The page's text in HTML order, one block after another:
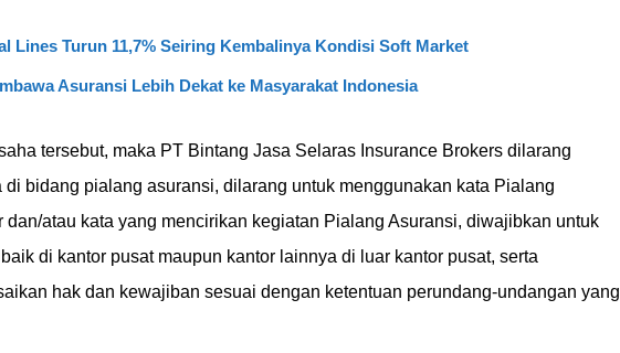
Lines Turun 11,7% Seiring Kembalinya Kondisi Soft Market
Asuransi Lebih Dekat ke Masyarakat Indonesia
tersebut, maka PT Bintang Jasa Selaras Insurance Brokers dilarang
bidang pialang asuransi, dilarang untuk menggunakan kata Pialang
dan/atau kata yang mencirikan kegiatan Pialang Asuransi, diwajibkan untuk
di kantor pusat maupun kantor lainnya di luar kantor pusat, serta
hak dan kewajiban sesuai dengan ketentuan perundang-undangan yang